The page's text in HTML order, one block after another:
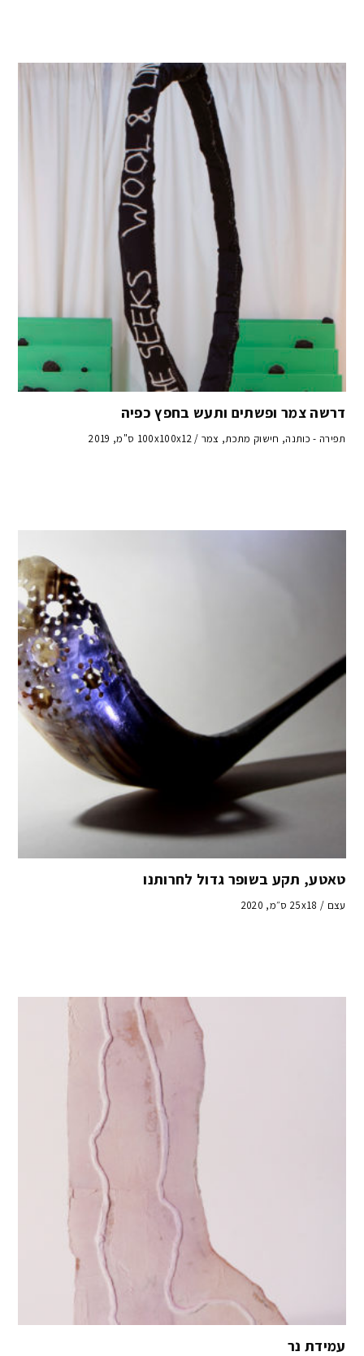
דרשה צמר ופשתים ותעש בחפץ כפיה
תפירה - כותנה, חישוק מתכת, צמר / 100x100x12 ס"מ, 2019
טאטע, תקע בשופר גדול לחרותנו
עצם / 25x18 ס״מ, 2020
עמידת נר